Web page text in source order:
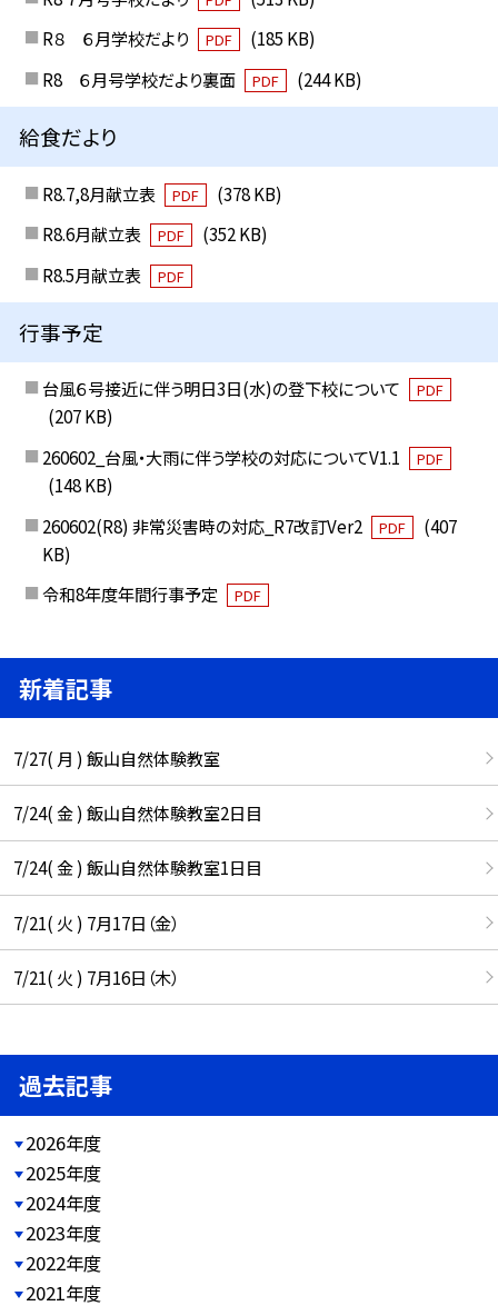
R８ ６月学校だより
PDF
(185 KB)
R8 ６月号学校だより裏面
PDF (244 KB)
給食だより
R8.7,8月献立表 PDF
(378 KB)
R8.6月献立表
PDF
(352 KB)
R8.5月献立表
PDF
行事予定
台風６号接近に伴う明日3日(水)の登下校について PDF
(207 KB)
260602_台風・大雨に伴う学校の対応についてV1.1
PDF
(148 KB)
260602(R8) 非常災害時の対応_R7改訂Ver2
PDF
(407
KB)
令和8年度年間行事予定
PDF
新着記事
7/27( 月 ) 飯山自然体験教室
7/24( 金 ) 飯山自然体験教室2日目
7/24( 金 ) 飯山自然体験教室1日目
7/21( 火 ) 7月17日（金）
7/21( 火 ) 7月16日（木）
過去記事
2026年度
2025年度
2024年度
2023年度
2022年度
2021年度